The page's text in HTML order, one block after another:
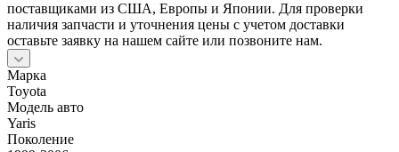
поставщиками из США, Европы и Японии. Для проверки
наличия запчасти и уточнения цены с учетом доставки
оставьте заявку на нашем сайте или позвоните нам.
Марка
Toyota
Модель авто
Yaris
Поколение